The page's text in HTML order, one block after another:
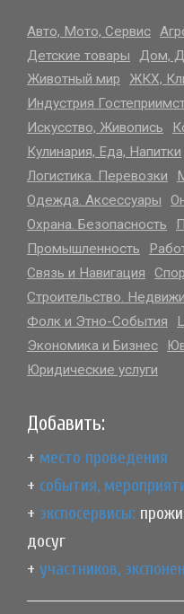
Авто, Мото, Сервис
Детские товары
Дом,
Животный мир
ЖКХ,
Индустрия
Искусство, Живопись
Кулинария, Еда, Напитки
Логистика. Перевозки
Одежда. Аксессуары
Охрана. Безопасность
Промышленность
Связь и Навигация
Строительство.
Фолк и Этно-События
Экономика и Бизнес
Юридические услуги
Добавить:
+ место проведения
+ события,
+ экспосервисы:
досуг
+ участников,